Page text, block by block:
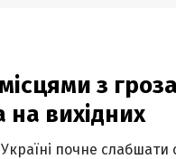
з
на вихідних
почне